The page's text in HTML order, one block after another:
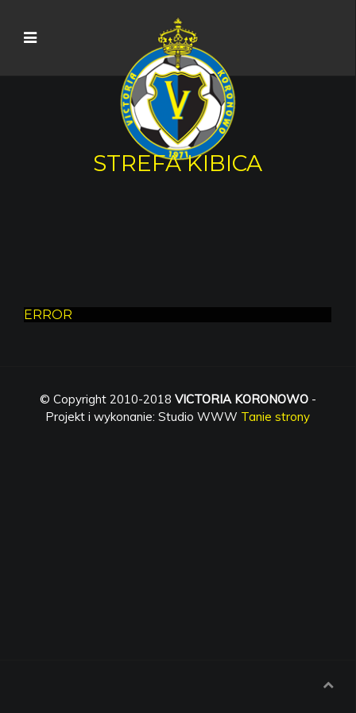
STREFA KIBICA
ERROR
© Copyright 2010-2018 VICTORIA KORONOWO-
Projekt i wykonanie: Studio WWW Tanie strony